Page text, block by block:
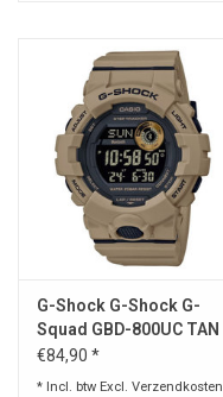
G-Shock G-Shock G-
Squad GBD-800UC TAN
€84,90 *
* Incl. btw Excl. Verzendkosten